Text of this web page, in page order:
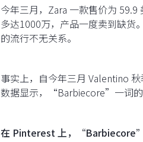
今年三月，Zara 一款售价为
多达1000万，产品一度卖到缺
的流行不无关系。
事实上，自今年三月 Valentino
数据显示，“Barbiecore”一词的
在 Pinterest 上，“Barbiecore”